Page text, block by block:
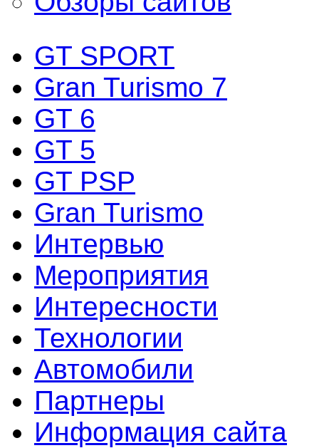
GT SPORT
Gran Turismo 7
GT 6
GT 5
GT PSP
Gran Turismo
Интервью
Мероприятия
Интересности
Технологии
Автомобили
Партнеры
Информация сайта